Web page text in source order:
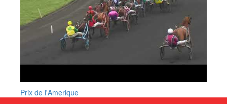
Prix de l'Amerique